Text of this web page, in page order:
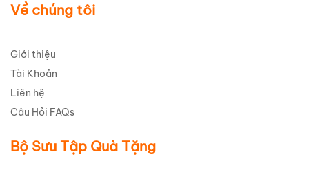
Về chúng tôi
Giới thiệu
Tài Khoản
Liên hệ
Câu Hỏi FAQs
Bộ Sưu Tập Quà Tặng